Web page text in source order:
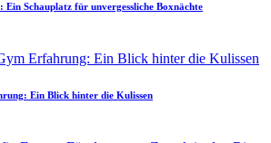
Schauplatz für unvergessliche Boxnächte
Ein Blick hinter die Kulissen